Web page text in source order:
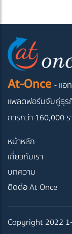
At-Once - แอ
แพลตฟอร์มจับคู่ธุร
การกว่า 160,000
หน้าหลัก
เกี่ยวกับเรา
บทความ
ติดต่อ At Once
Copyright 2022 1-